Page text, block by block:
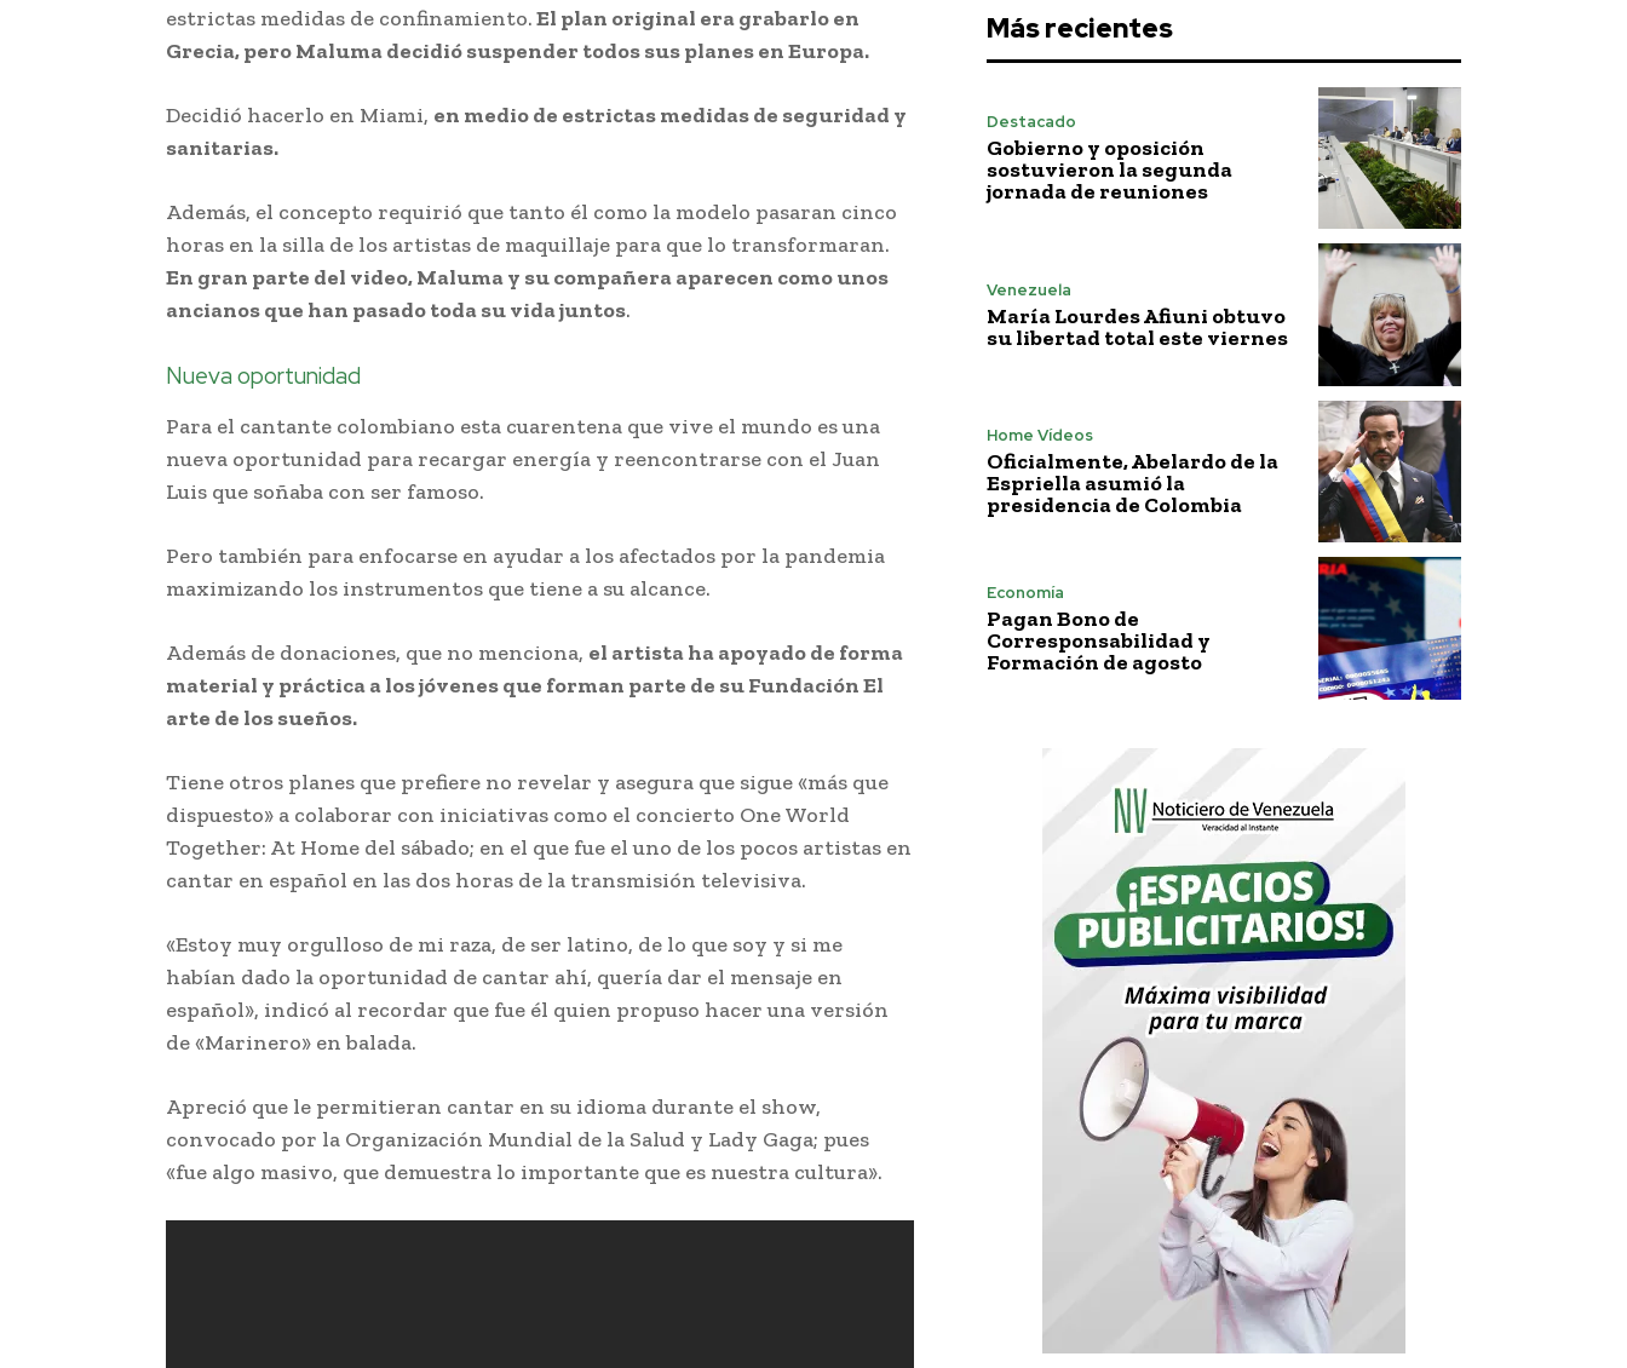
estrictas medidas de confinamiento.El plan original era grabarlo en
Grecia, pero Maluma decidió suspender todos sus planes en Europa.
Decidió hacerlo en Miami, en medio de estrictas medidas de seguridad y
sanitarias.
Además, el concepto requirió que tanto él como la modelo pasaran cinco
horas en la silla de los artistas de maquillaje para que lo transformaran.
En gran parte del video, Maluma y su compañera aparecen como unos
ancianos que han pasado toda su vida juntos.
Nueva oportunidad
Para el cantante colombiano esta cuarentena que vive el mundo es una
nueva oportunidad para recargar energía y reencontrarse con el Juan
Luis que soñaba con ser famoso.
Pero también para enfocarse en ayudar a los afectados por la pandemia
maximizando los instrumentos que tiene a su alcance.
Además de donaciones, que no menciona, el artista ha apoyado de forma
material y práctica a los jóvenes que forman parte de su Fundación El
arte de los sueños.
Tiene otros planes que prefiere no revelar y asegura que sigue «más que
dispuesto» a colaborar con iniciativas como el concierto One World
Together: At Home del sábado; en el que fue el uno de los pocos artistas en
cantar en español en las dos horas de la transmisión televisiva.
«Estoy muy orgulloso de mi raza, de ser latino, de lo que soy y si me
habían dado la oportunidad de cantar ahí, quería dar el mensaje en
español», indicó al recordar que fue él quien propuso hacer una versión
de «Marinero» en balada.
Apreció que le permitieran cantar en su idioma durante el show,
convocado por la Organización Mundial de la Salud y Lady Gaga; pues
«fue algo masivo, que demuestra lo importante que es nuestra cultura».
Más recientes
Destacado
Gobierno y oposición
sostuvieron la segunda
jornada de reuniones
Venezuela
María Lourdes Afiuni obtuvo
su libertad total este viernes
Home Vídeos
Oficialmente, Abelardo de la
Espriella asumió la
presidencia de Colombia
Economía
Pagan Bono de
Corresponsabilidad y
Formación de agosto